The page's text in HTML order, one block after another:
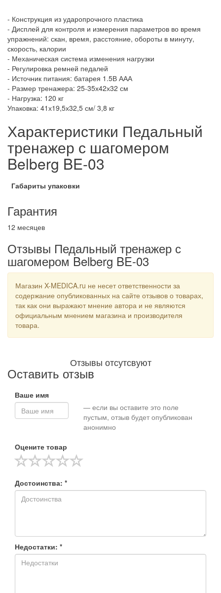
- Конструкция из ударопрочного пластика
- Дисплей для контроля и измерения параметров во время
упражнений: скан, время, расстояние, обороты в минуту,
скорость, калории
- Механическая система изменения нагрузки
- Регулировка ремней педалей
- Источник питания: батарея 1.5В ААА
- Размер тренажера: 25-35х42х32 см
- Нагрузка: 120 кг
Упаковка: 41х19,5х32,5 см/ 3,8 кг
Характеристики Педальный
тренажер с шагомером
Belberg BE-03
Габариты упаковки
Гарантия
12 месяцев
Отзывы Педальный тренажер с
шагомером Belberg BE-03
Магазин X-MEDICA.ru не несет ответственности за
содержание опубликованных на сайте отзывов о товарах,
так как они выражают мнение автора и не являются
официальным мнением магазина и производителя
товара.
Отзывы отсутсвуют
Оставить отзыв
Ваше имя
— если вы оставите это поле
пустым, отзыв будет опубликован
анонимно
Оцените товар
Достоинства: *
Недостатки: *